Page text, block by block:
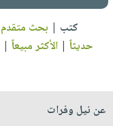
كتب | بحث متقدم
حديثاً |الأكثر مبيعاً |
عن نيل وفرات